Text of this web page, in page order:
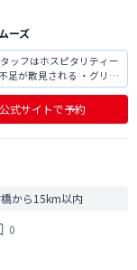
ーズ
ッフはホスピタリティー
足が散見される ・グリー
もあるが信号機等で対応
標準的な量と質 アクセス
公式サイトで予約
から15km以内
0